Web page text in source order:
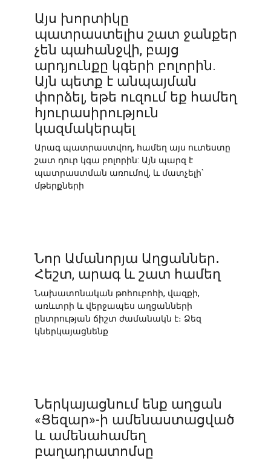
Այս խորտիկը
պատրաստելիս շատ ջանքեր
չեն պահանջվի, բայց
արդյունքը կգերի բոլորին.
Այն պետք է անպայման
փորձել, եթե ուզում եք համեղ
հյուրասիրություն
կազմակերպել
Արագ պատրաստվող, համեղ այս ուտեստը
շատ դուր կգա բոլորին: Այն պարզ է
պատրաստման առումով, և մատչելի`
մթերքների
Նոր Ամանորյա Աղցաններ․
Հեշտ, արագ և շատ համեղ
Նախատոնական թոհուբոհի, վազքի,
առևտրի և վերջապես աղցանների
ընտրության ճիշտ ժամանակն է։ Ձեզ
կներկայացնենք
Ներկայացնում ենք աղցան
«Ցեզար»-ի ամենաստացված
և ամենահամեղ
բաղադրատոմսը